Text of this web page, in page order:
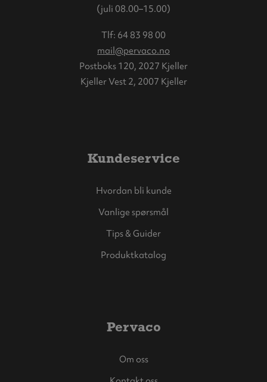
(juli 08.00–15.00)
Tlf: 64 83 98 00
mail@pervaco.no
Postboks 120, 2027 Kjeller
Kjeller Vest 2, 2007 Kjeller
Kundeservice
Hvordan bli kunde
Vanlige spørsmål
Tips & Guider
Produktkatalog
Pervaco
Om oss